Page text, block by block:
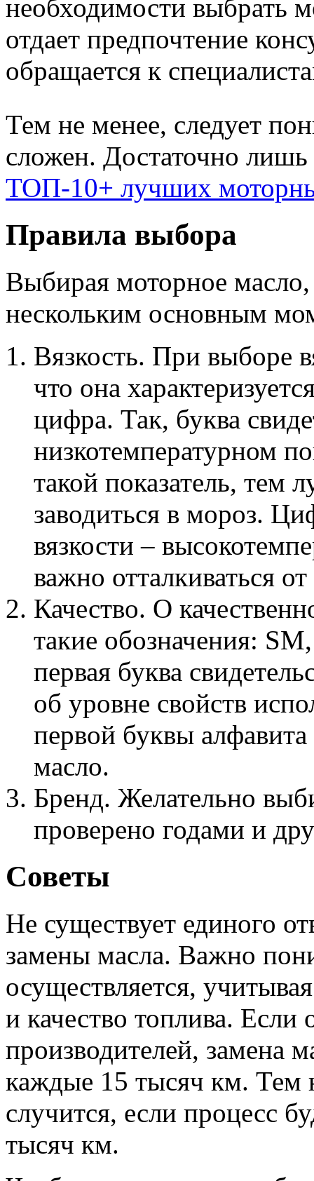
необходимости выбрать
отдает предпочтение
обращается к
Тем не менее, следует
сложен. Достаточно лишь
ТОП-10+ лучших
Правила выбора
Выбирая моторное
нескольким основным
Вязкость. При выборе
что она
цифра. Так, буква
низкотемпературном
такой показатель, тем
заводиться в мороз.
вязкости –
важно отталкиваться
Качество. О
такие обозначения:
первая буква
об уровне свойств
первой буквы алфавита
масло.
Бренд. Желательно
проверено годами и
Советы
Не существует единого
замены масла. Важно
осуществляется,
и качество топлива. Если
производителей, замена
каждые 15 тысяч км. Тем
случится, если процесс
тысяч км.